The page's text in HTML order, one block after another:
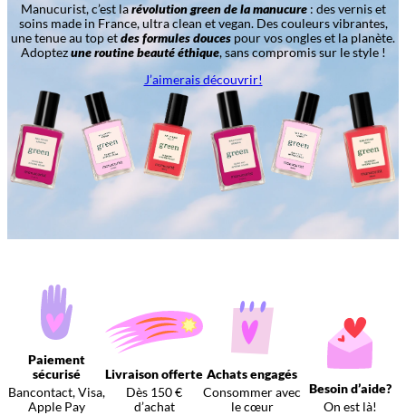
Manucurist, c’est larévolution green de la manucure: des vernis et
soins made in France, ultra clean et vegan. Des couleurs vibrantes,
une tenue au top etdes formules douces pour vos ongles et la planète.
Adoptezune routine beauté éthique, sans compromis sur le style !
J’aimerais découvrir!
Paiement
sécurisé
Bancontact, Visa,
Apple Pay
Livraison offerte
Dès 150 €
d’achat
Achats engagés
Consommer avec
le cœur
Besoin d’aide?
On est là!